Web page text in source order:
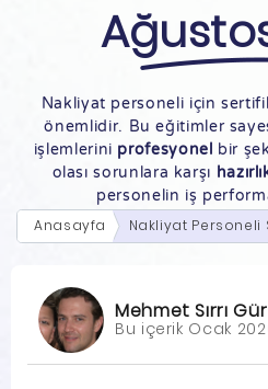
Nakliyat personeli için
önemlidir. Bu eğitimler
işlemlerini profesyonel bir
olası sorunlara karşı
personelin iş
Anasayfa
Nakliyat Personeli
Mehmet Sırrı Gür
Bu içerik Ocak